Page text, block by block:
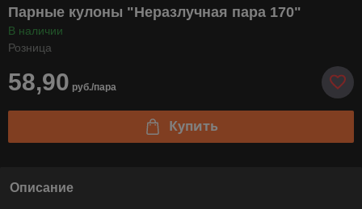
Парные кулоны "Неразлучная пара 170"
В наличии
Розница
58,90 руб./пара
Купить
Описание